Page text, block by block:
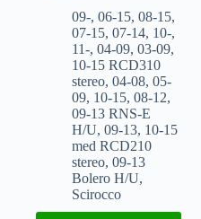
09-, 06-15, 08-15,
07-15, 07-14, 10-,
11-, 04-09, 03-09,
10-15 RCD310
stereo, 04-08, 05-
09, 10-15, 08-12,
09-13 RNS-E
H/U, 09-13, 10-15
med RCD210
stereo, 09-13
Bolero H/U,
Scirocco